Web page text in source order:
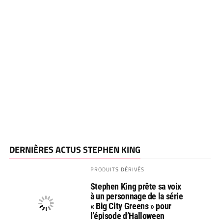
DERNIÈRES ACTUS STEPHEN KING
PRODUITS DÉRIVÉS
Stephen King prête sa voix
à un personnage de la série
« Big City Greens » pour
l’épisode d’Halloween